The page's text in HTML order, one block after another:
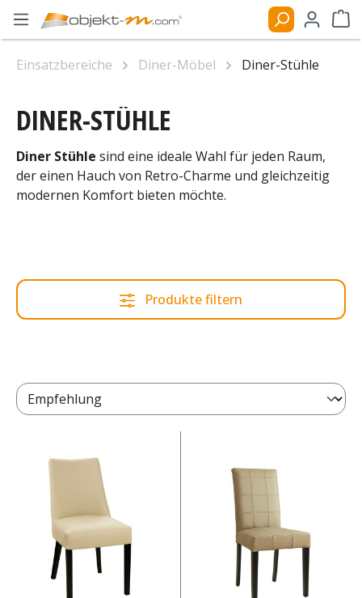
Zum Hauptinhalt springen
Einsatzbereiche Diner-Möbel Diner-Stühle
DINER-STÜHLE
Diner Stühle sind eine ideale Wahl für jeden Raum,
der einen Hauch von Retro-Charme und gleichzeitig
modernen Komfort bieten möchte.
Produkte filtern